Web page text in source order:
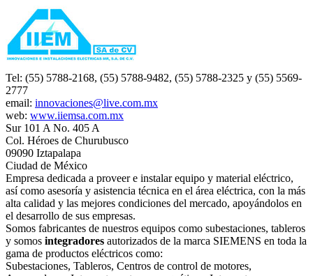
Tel: (55) 5788-2168, (55) 5788-9482, (55) 5788-2325 y (55) 5569-
2777
email: innovaciones@live.com.mx
web: www.iiemsa.com.mx
Sur 101 A No. 405 A
Col. Héroes de Churubusco
09090 Iztapalapa
Ciudad de México
Empresa dedicada a proveer e instalar equipo y material eléctrico,
así como asesoría y asistencia técnica en el área eléctrica, con la más
alta calidad y las mejores condiciones del mercado, apoyándolos en
el desarrollo de sus empresas.
Somos fabricantes de nuestros equipos como subestaciones, tableros
y somos integradores autorizados de la marca SIEMENS en toda la
gama de productos eléctricos como:
Subestaciones, Tableros, Centros de control de motores,